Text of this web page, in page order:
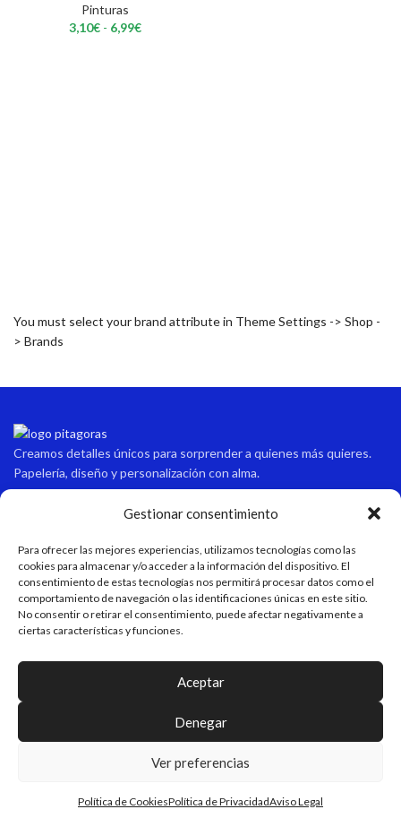
Gestionar consentimiento
Para ofrecer las mejores experiencias, utilizamos tecnologías como las
cookies para almacenar y/o acceder a la información del dispositivo. El
consentimiento de estas tecnologías nos permitirá procesar datos como el
comportamiento de navegación o las identificaciones únicas en este sitio.
No consentir o retirar el consentimiento, puede afectar negativamente a
ciertas características y funciones.
Aceptar
Denegar
Ver preferencias
Política de CookiesPolítica de PrivacidadAviso Legal
Pinturas
3,10€ - 6,99€Rango
You must select your brand attribute in Theme Settings -> Shop -
> Brands
Creamos detalles únicos para sorprender a quienes más quieres.
Papelería, diseño y personalización con alma.
Dirección
Avda sabinal 34, local 10 Roquetas de mar, Almería, España.
Email
+34 611 55 82 77
Horario de apertura
Verano: 9:15-13:45/17:00-21:00 Invierno: 9:15-13:45/16:30-20:30